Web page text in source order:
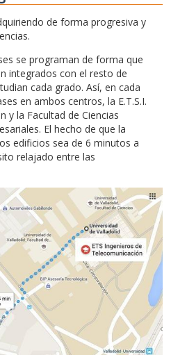
de forma progresiva y
se programan de forma que
integrados con el resto de
cada grado. Así, en cada
en ambos centros, la E.T.S.I.
y la Facultad de Ciencias
El hecho de que la
edificios sea de 6 minutos a
relajado entre las